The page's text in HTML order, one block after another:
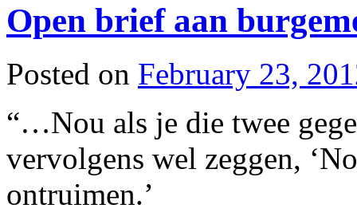
Open brief aan
Posted on February 23,
“…Nou als je die twee
vervolgens wel zeggen,
ontruimen.’